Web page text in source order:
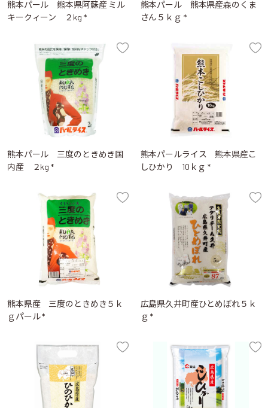
熊本パール 熊本県阿蘇産 ミル
キークィーン ２kg *
熊本パール 熊本県産森のくま
さん５ｋｇ *
熊本パール 三度のときめき国
内産 ２kg *
熊本パールライス 熊本県産こ
しひかり 10ｋｇ *
熊本県産 三度のときめき５ｋ
ｇパール *
広島県久井町産ひとめぼれ５ｋ
ｇ *